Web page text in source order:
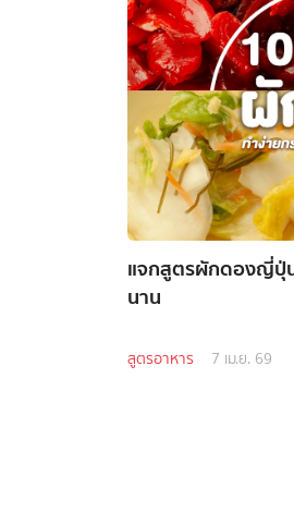
แจกสูตรผักดองญี่ปุ่น
นาน
สูตรอาหาร 7 เม.ย. 69